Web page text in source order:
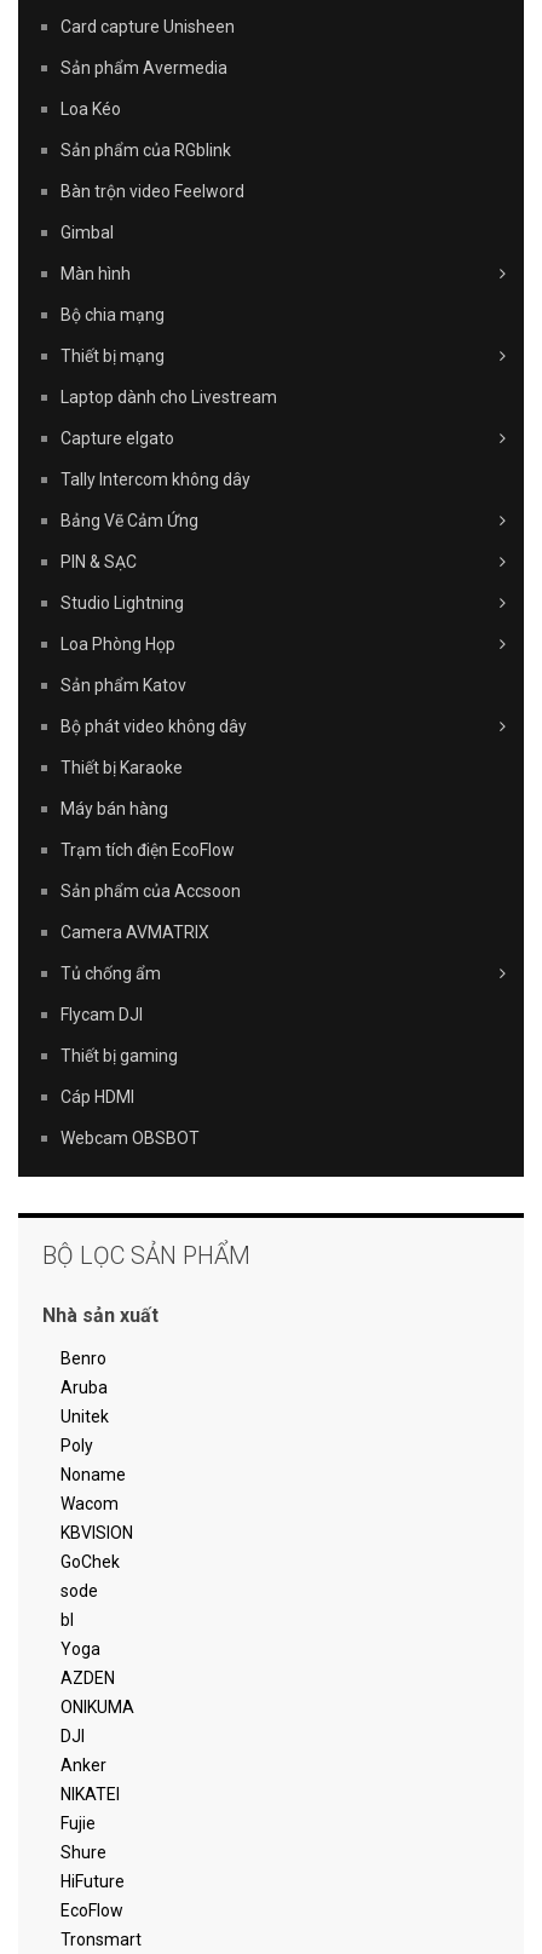
Card capture Unisheen
Sản phẩm Avermedia
Loa Kéo
Sản phẩm của RGblink
Bàn trộn video Feelword
Gimbal
Màn hình
Bộ chia mạng
Thiết bị mạng
Laptop dành cho Livestream
Capture elgato
Tally Intercom không dây
Bảng Vẽ Cảm Ứng
PIN & SẠC
Studio Lightning
Loa Phòng Họp
Sản phẩm Katov
Bộ phát video không dây
Thiết bị Karaoke
Máy bán hàng
Trạm tích điện EcoFlow
Sản phẩm của Accsoon
Camera AVMATRIX
Tủ chống ẩm
Flycam DJI
Thiết bị gaming
Cáp HDMI
Webcam OBSBOT
BỘ LỌC SẢN PHẨM
Nhà sản xuất
Benro
Aruba
Unitek
Poly
Noname
Wacom
KBVISION
GoChek
sode
bl
Yoga
AZDEN
ONIKUMA
DJI
Anker
NIKATEI
Fujie
Shure
HiFuture
EcoFlow
Tronsmart